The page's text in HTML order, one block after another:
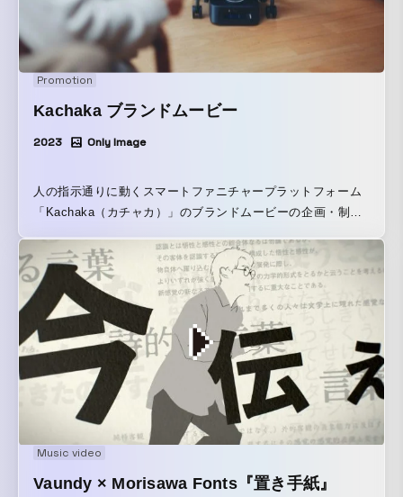
こともできました。 また、『税金で買った本』の物語に触れ
ることのできる特別展示も用意され、『税金で買った本』を
初めて知る来場者の方々も、イベントを目当てに訪れた作品
ファンの方々も、作品の世界観を楽しむことのできるイベン
トとなり、2日間で延べ1,360人の方に来場いただきました。
Promotion
Kachaka ブランドムービー
2023 Only Image
人の指示通りに動くスマートファニチャープラットフォーム
「Kachaka（カチャカ）」のブランドムービーの企画・制作
習技術や音声認識テクノロジーによって実現された「動く家
具」。「家具が動けば、部屋はもっと自由に。」というコン
セプトの元、カチャカがもたらすライフスタイルの変化を描
いています。
Music video
Vaundy × Morisawa Fonts『置き手紙』